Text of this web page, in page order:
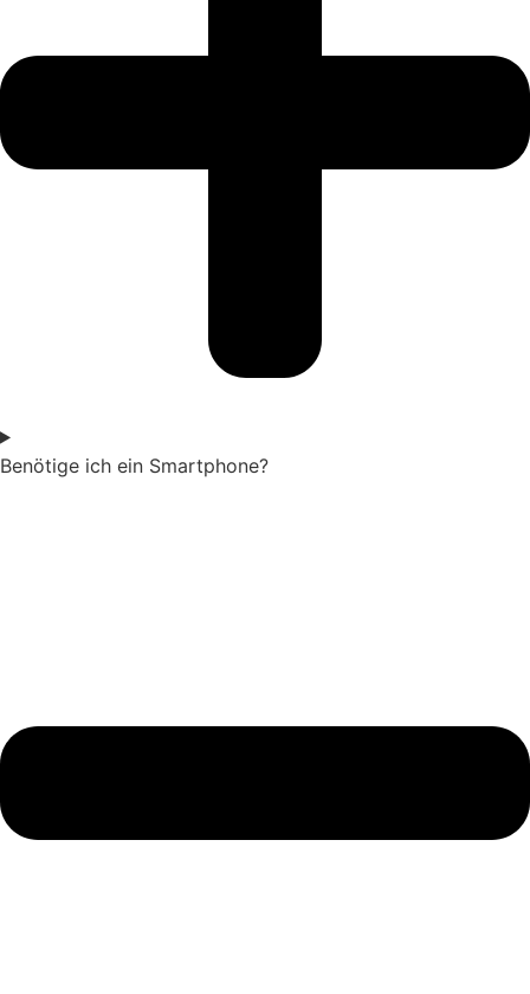
Benötige ich ein Smartphone?